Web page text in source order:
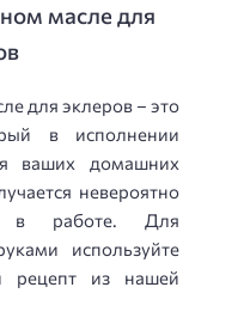
масле для
для эклеров – это
в исполнении
ваших домашних
невероятно
работе. Для
используйте
рецепт из нашей